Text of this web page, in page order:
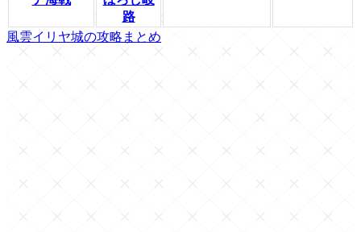
路
風雲イリヤ城の攻略まとめ